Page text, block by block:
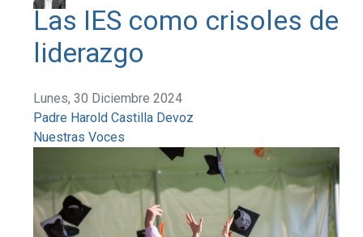
Las IES como crisoles de
liderazgo
Lunes, 30 Diciembre 2024
Padre Harold Castilla Devoz
Nuestras Voces